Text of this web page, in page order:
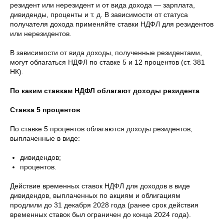
резидент или нерезидент и от вида дохода — зарплата,
дивиденды, проценты и т. д. В зависимости от статуса
получателя дохода применяйте ставки НДФЛ для резидентов
или нерезидентов.
В зависимости от вида доходы, полученные резидентами,
могут облагаться НДФЛ по ставке 5 и 12 процентов (ст. 381
НК).
По каким ставкам НДФЛ облагают доходы резидента
Ставка 5 процентов
По ставке 5 процентов облагаются доходы резидентов,
выплаченные в виде:
дивидендов;
процентов.
Действие временных ставок НДФЛ для доходов в виде
дивидендов, выплаченных по акциям и облигациям
продлили до 31 декабря 2028 года (ранее срок действия
временных ставок был ограничен до конца 2024 года).